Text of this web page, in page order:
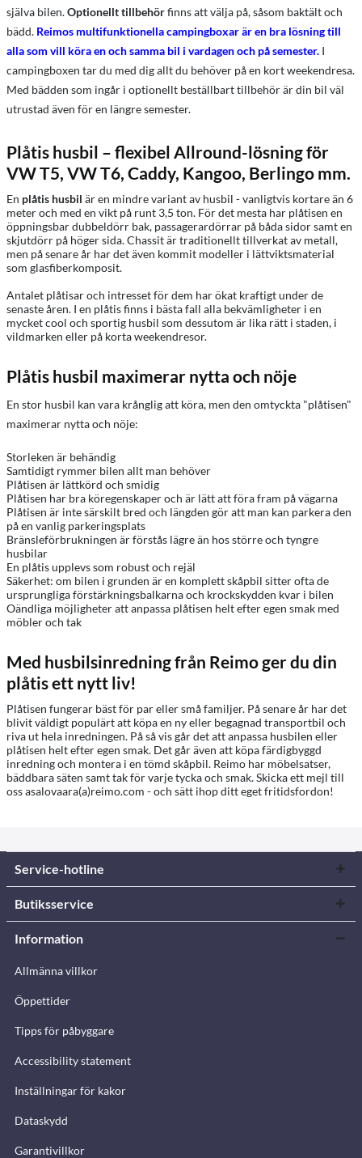
själva bilen.Optionellt tillbehörfinns att välja på, såsom baktält och
bädd. Reimos multifunktionella campingboxar är en bra lösning till
alla som vill köra en och samma bil i vardagen och på semester. I
campingboxen tar du med dig allt du behöver på en kort weekendresa.
Med bädden som ingår i optionellt beställbart tillbehör är din bil väl
utrustad även för en längre semester.
Plåtis husbil – flexibel Allround-lösning för
VW T5, VW T6, Caddy, Kangoo, Berlingo mm.
En plåtis husbil är en mindre variant av husbil - vanligtvis kortare än 6
meter och med en vikt på runt 3,5 ton. För det mesta har plåtisen en
öppningsbar dubbeldörr bak, passagerardörrar på båda sidor samt en
skjutdörr på höger sida. Chassit är traditionellt tillverkat av metall,
men på senare år har det även kommit modeller i lättviktsmaterial
som glasfiberkomposit.
Antalet plåtisar och intresset för dem har ökat kraftigt under de
senaste åren. I en plåtis finns i bästa fall alla bekvämligheter i en
mycket cool och sportig husbil som dessutom är lika rätt i staden, i
vildmarken eller på korta weekendresor.
Plåtis husbil maximerar nytta och nöje
En stor husbil kan vara krånglig att köra, men den omtyckta "plåtisen"
maximerar nytta och nöje:
Storleken är behändig
Samtidigt rymmer bilen allt man behöver
Plåtisen är lättkörd och smidig
Plåtisen har bra köregenskaper och är lätt att föra fram på vägarna
Plåtisen är inte särskilt bred och längden gör att man kan parkera den
på en vanlig parkeringsplats
Bränsleförbrukningen är förstås lägre än hos större och tyngre
husbilar
En plåtis upplevs som robust och rejäl
Säkerhet: om bilen i grunden är en komplett skåpbil sitter ofta de
ursprungliga förstärkningsbalkarna och krockskydden kvar i bilen
Oändliga möjligheter att anpassa plåtisen helt efter egen smak med
möbler och tak
Med husbilsinredning från Reimo ger du din
plåtis ett nytt liv!
Plåtisen fungerar bäst för par eller små familjer. På senare år har det
blivit väldigt populärt att köpa en ny eller begagnad transportbil och
riva ut hela inredningen. På så vis går det att anpassa husbilen eller
plåtisen helt efter egen smak. Det går även att köpa färdigbyggd
inredning och montera i en tömd skåpbil. Reimo har möbelsatser,
bäddbara säten samt tak för varje tycka och smak. Skicka ett mejl till
oss asalovaara(a)reimo.com - och sätt ihop ditt eget fritidsfordon!
Service-hotline
Butiksservice
Information
Allmänna villkor
Öppettider
Tipps för påbyggare
Accessibility statement
Inställningar för kakor
Dataskydd
Garantivillkor